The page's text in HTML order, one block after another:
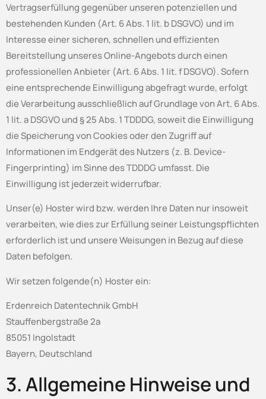
Vertragserfüllung gegenüber unseren potenziellen und
bestehenden Kunden (Art. 6 Abs. 1 lit. b DSGVO) und im
Interesse einer sicheren, schnellen und effizienten
Bereitstellung unseres Online-Angebots durch einen
professionellen Anbieter (Art. 6 Abs. 1 lit. f DSGVO). Sofern
eine entsprechende Einwilligung abgefragt wurde, erfolgt
die Verarbeitung ausschließlich auf Grundlage von Art. 6 Abs.
1 lit. a DSGVO und § 25 Abs. 1 TDDDG, soweit die Einwilligung
die Speicherung von Cookies oder den Zugriff auf
Informationen im Endgerät des Nutzers (z. B. Device-
Fingerprinting) im Sinne des TDDDG umfasst. Die
Einwilligung ist jederzeit widerrufbar.
Unser(e) Hoster wird bzw. werden Ihre Daten nur insoweit
verarbeiten, wie dies zur Erfüllung seiner Leistungspflichten
erforderlich ist und unsere Weisungen in Bezug auf diese
Daten befolgen.
Wir setzen folgende(n) Hoster ein:
Erdenreich Datentechnik GmbH
Stauffenbergstraße 2a
85051 Ingolstadt
Bayern, Deutschland
3. Allgemeine Hinweise und